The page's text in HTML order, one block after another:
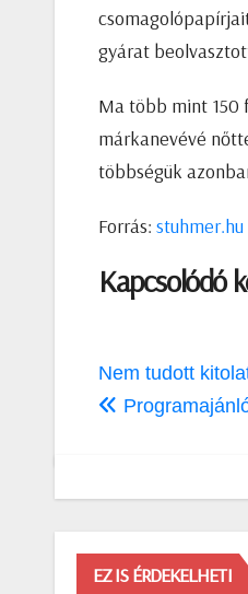
gyárat
Ma több mint 150
márkanevévé
többségük
Forrás: stuhmer.hu
Kapcsolódó
Bejegyzés
navigáció
Nem tudott
EZ IS ÉRDEKELHETI